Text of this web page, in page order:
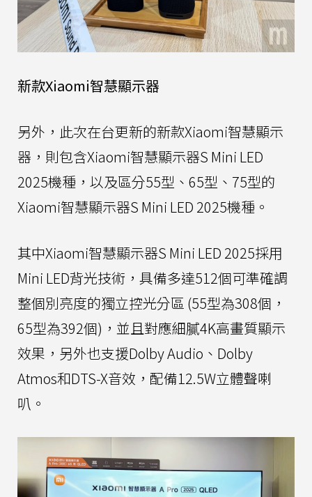
新款Xiaomi智慧顯示器
另外，此次在台更新的新款Xiaomi智慧顯示
器，則包含Xiaomi智慧顯示器S Mini LED
2025機種，以及區分55型、65型、75型的
Xiaomi智慧顯示器S Mini LED 2025機種。
其中Xiaomi智慧顯示器S Mini LED 2025採用
Mini LED背光技術，具備多達512個可準確調
整個別亮度的獨立控光分區 (55型為308個，
65型為392個)，並且對應細膩4K高畫質顯示
效果，另外也支援Dolby Audio、Dolby
Atmos和DTS-X音效，配備12.5W立體聲喇
叭。